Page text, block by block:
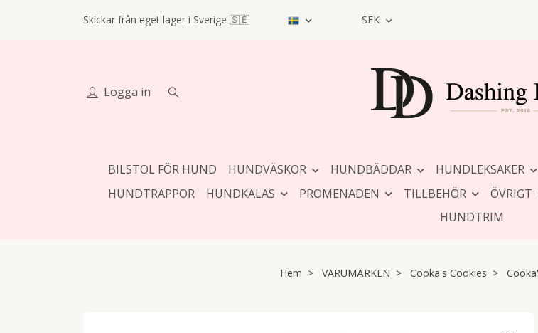
Skickar från eget lager i Sverige 🇸🇪 SEK
Logga in
BILSTOL FÖR HUND HUNDVÄSKOR HUNDBÄDDAR HUNDLEKSAKER
HUNDTRAPPOR
HUNDKALAS PROMENADEN TILLBEHÖR ÖVRIGT
HUNDTRIM
Hem VARUMÄRKEN Cooka's Cookies